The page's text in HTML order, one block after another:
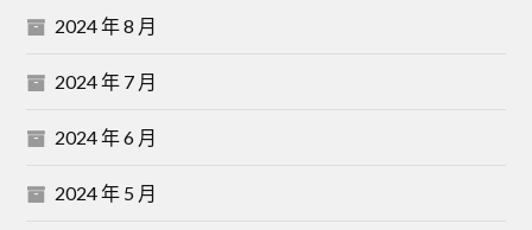
2024 年 8 月
2024 年 7 月
2024 年 6 月
2024 年 5 月